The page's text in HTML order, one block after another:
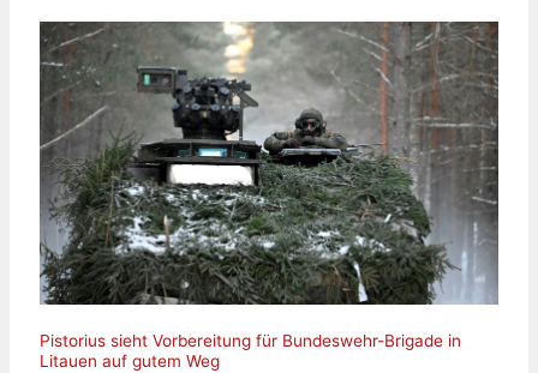
Pistorius sieht Vorbereitung für Bundeswehr-Brigade in
Litauen auf gutem Weg